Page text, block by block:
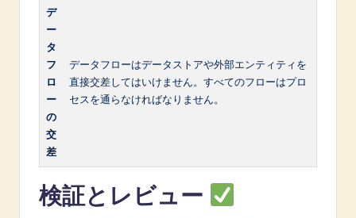
デ
ー
タ
フ
ロ
ー
の
交
差
データフローはデータストアや外部エンティティを
直接交差してはいけません。すべてのフローはプロ
セスを通らなければなりません。
検証とレビュー